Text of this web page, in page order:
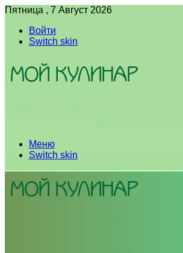
Пятница , 7 Август 2026
Войти
Switch skin
Меню
Switch skin